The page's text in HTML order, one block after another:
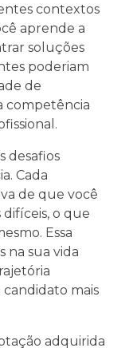
contextos
aprende a
soluções
poderiam
de
competência
desafios
Cada
de que você
o que
Essa
na sua vida
mais
adquirida